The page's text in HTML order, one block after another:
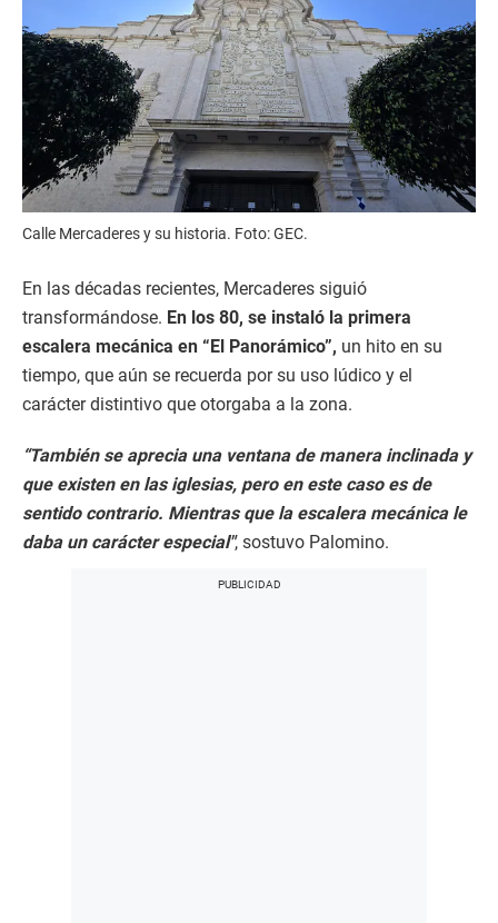
Calle Mercaderes y su historia. Foto: GEC.
En las décadas recientes, Mercaderes siguió
transformándose. En los 80, se instaló la primera
escalera mecánica en “El Panorámico”, un hito en su
tiempo, que aún se recuerda por su uso lúdico y el
carácter distintivo que otorgaba a la zona.
“También se aprecia una ventana de manera inclinada y
que existen en las iglesias, pero en este caso es de
sentido contrario. Mientras que la escalera mecánica le
daba un carácter especial", sostuvo Palomino.